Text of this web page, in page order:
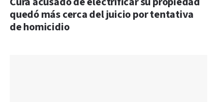
quedó más cerca del juicio por tentativa
de homicidio